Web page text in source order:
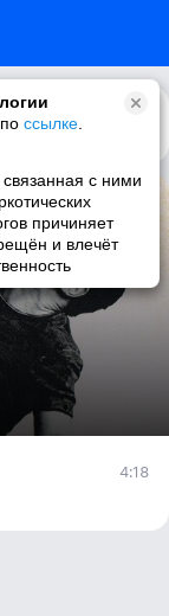
ссылке
связанная с ними
причиняет
и влечёт
4:18